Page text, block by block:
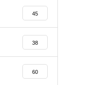
45
38
60